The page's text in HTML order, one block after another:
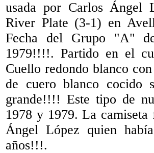
usada por Carlos Ángel
River Plate (3-1) en
Fecha del Grupo "A"
1979!!!!. Partido en el
Cuello redondo blanco
de cuero blanco cocido
grande!!!! Este tipo de
1978 y 1979. La
Ángel López quien
años!!!.